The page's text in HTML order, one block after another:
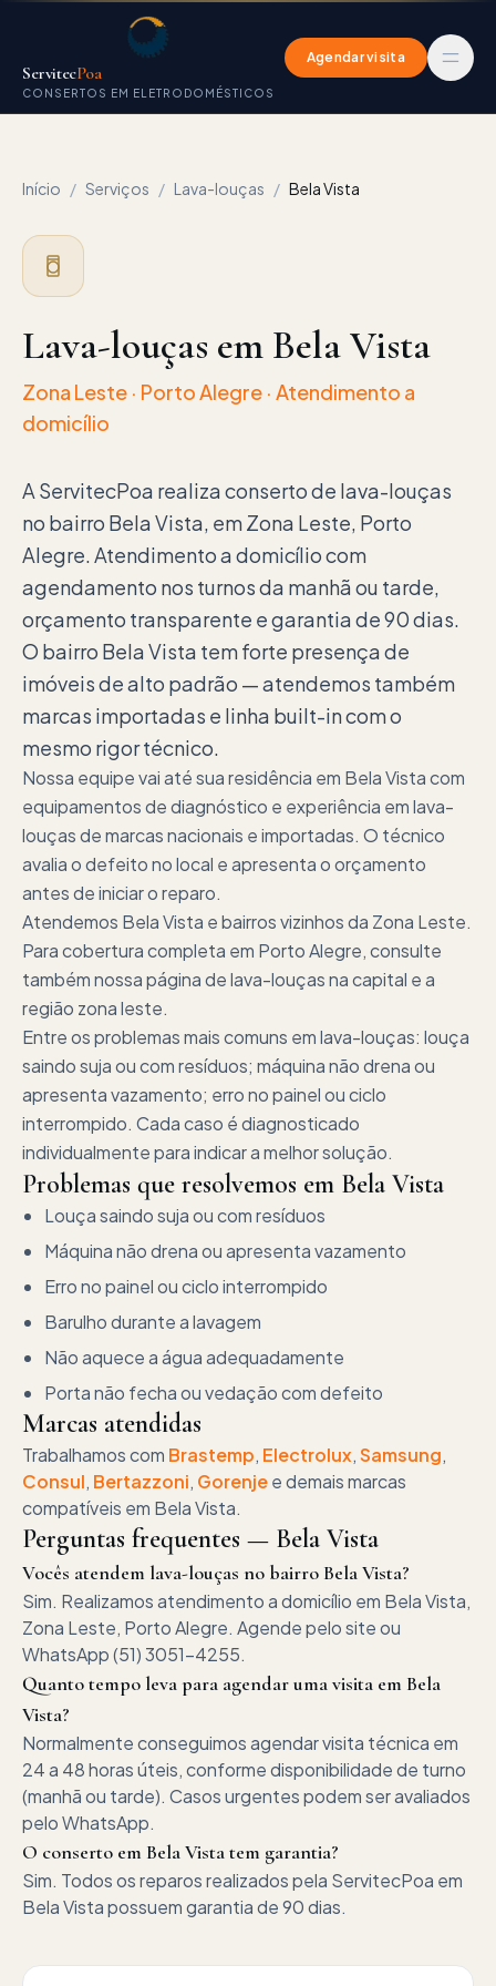
ServitecPoa
CONSERTOS EM ELETRODOMÉSTICOS
Agendar visita
Início / Serviços / Lava-louças / Bela Vista
Lava-louças em Bela Vista
Zona Leste · Porto Alegre · Atendimento a
domicílio
A ServitecPoa realiza conserto de lava-louças
no bairro Bela Vista, em Zona Leste, Porto
Alegre. Atendimento a domicílio com
agendamento nos turnos da manhã ou tarde,
orçamento transparente e garantia de 90 dias.
O bairro Bela Vista tem forte presença de
imóveis de alto padrão — atendemos também
marcas importadas e linha built-in com o
mesmo rigor técnico.
Nossa equipe vai até sua residência em Bela Vista com
equipamentos de diagnóstico e experiência em lava-
louças de marcas nacionais e importadas. O técnico
avalia o defeito no local e apresenta o orçamento
antes de iniciar o reparo.
Atendemos Bela Vista e bairros vizinhos da Zona Leste.
Para cobertura completa em Porto Alegre, consulte
também nossa página de lava-louças na capital e a
região zona leste.
Entre os problemas mais comuns em lava-louças: louça
saindo suja ou com resíduos; máquina não drena ou
apresenta vazamento; erro no painel ou ciclo
interrompido. Cada caso é diagnosticado
individualmente para indicar a melhor solução.
Problemas que resolvemos em Bela Vista
Louça saindo suja ou com resíduos
Máquina não drena ou apresenta vazamento
Erro no painel ou ciclo interrompido
Barulho durante a lavagem
Não aquece a água adequadamente
Porta não fecha ou vedação com defeito
Marcas atendidas
Trabalhamos com Brastemp, Electrolux,Samsung,
Consul, Bertazzoni, Gorenjee demais marcas
compatíveis em Bela Vista.
Perguntas frequentes — Bela Vista
Vocês atendem lava-louças no bairro Bela Vista?
Sim. Realizamos atendimento a domicílio em Bela Vista,
Zona Leste, Porto Alegre. Agende pelo site ou
WhatsApp (51) 3051-4255.
Quanto tempo leva para agendar uma visita em Bela
Vista?
Normalmente conseguimos agendar visita técnica em
24 a 48 horas úteis, conforme disponibilidade de turno
(manhã ou tarde). Casos urgentes podem ser avaliados
pelo WhatsApp.
O conserto em Bela Vista tem garantia?
Sim. Todos os reparos realizados pela ServitecPoa em
Bela Vista possuem garantia de 90 dias.